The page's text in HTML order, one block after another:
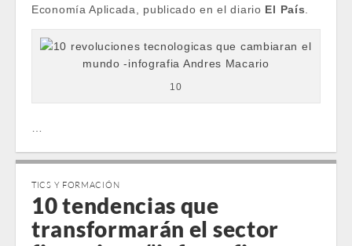
Economía Aplicada, publicado en el diario El País
10
TICS Y FORMACIÓN
10 tendencias que
transformarán el sector